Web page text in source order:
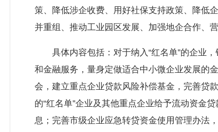
策、降低涉企收费、用好社保支持政策、降低
并重组、推动工业园区发展、加强地企合作、
具体内容包括：对于纳入“红名单”的企业，
和金融服务，量身定做适合中小微企业发展的
会，建立重点企业贷款风险补偿基金，完善贷
的“红名单”企业及其他重点企业给予流动资金
息；完善市级企业应急转贷资金使用管理办法